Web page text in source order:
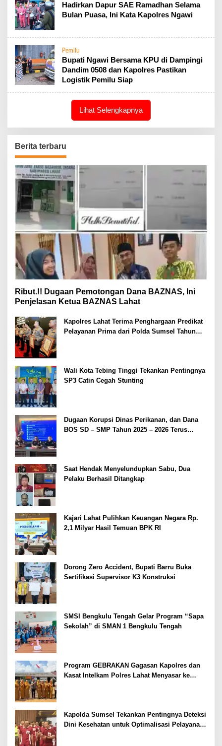
Hadirkan Dapur SAE Ramadhan Selama
Bulan Puasa, Ini Kata Kapolres Ngawi
Pemilu
Bupati Ngawi Bersama KPU di Dampingi
Dandim 0508 dan Kapolres Pastikan
Logistik Pemilu Siap
Lihat Selengkapnya
Berita terbaru
Ribut.!! Dugaan Pemotongan Dana BAZNAS, Ini
Penjelasan Ketua BAZNAS Lahat
Kapolres Lahat Terima Penghargaan Predikat
Pelayanan Prima dari Polda Sumsel Tahun
Wali Kota Tebing Tinggi Tekankan Pentingnya
SP3 Catin Cegah Stunting
Dugaan Korupsi Dinas Perikanan, dan Dana
BOS SD – SMP Tahun 2025 – 2026 Terus
Saat Hendak Menyelundupkan Sabu, Dua
Pelaku Berhasil Ditangkap
Kajari Lahat Pulihkan Keuangan Negara Rp.
2,1 Milyar Hasil Temuan BPK RI
Dorong Zero Accident, Bupati Barru Buka
Sertifikasi Supervisor K3 Konstruksi
SMSI Bengkulu Tengah Gelar Program “Sapa
Sekolah” di SMAN 1 Bengkulu Tengah
Program GEBRAKAN Gagasan Kapolres dan
Kasat Intelkam Polres Lahat Menyasar ke
Kapolda Sumsel Tekankan Pentingnya Deteksi
Dini Kesehatan untuk Optimalisasi Pelayanan